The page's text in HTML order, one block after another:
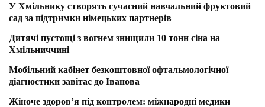
У Хмільнику створять сучасний навчальний фруктовий
сад за підтримки німецьких партнерів
Дитячі пустощі з вогнем знищили 10 тонн сіна на
Хмільниччині
Мобільний кабінет безкоштовної офтальмологічної
діагностики завітає до Іванова
Жіноче здоров’я під контролем: міжнародні медики